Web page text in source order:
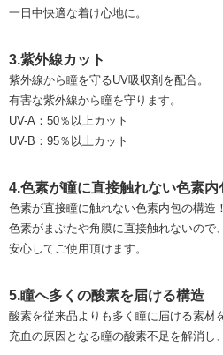
一日中快適な着け心地に。
3.紫外線カット
紫外線から瞳を守るUV吸収剤を配合。
有害な紫外線から瞳を守ります。
UV-A：50％以上カット
UV-B：95％以上カット
4.色素が瞳に直接触れない色素内
色素が直接瞳に触れない色素内包の構造
色素がまぶたや角膜に直接触れないので、
安心してご使用頂けます。
5.瞳へ多くの酸素を届ける構造
酸素を従来品よりも多く瞳に届ける素材
充血の原因となる瞳の酸素不足を解消し